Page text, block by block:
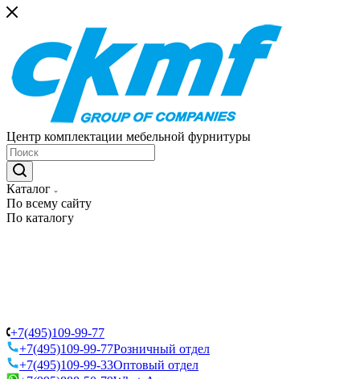
Центр комплектации мебельной фурнитуры
Каталог
По всему сайту
По каталогу
+7(495)109-99-77
+7(495)109-99-77Розничный отдел
+7(495)109-99-33Оптовый отдел